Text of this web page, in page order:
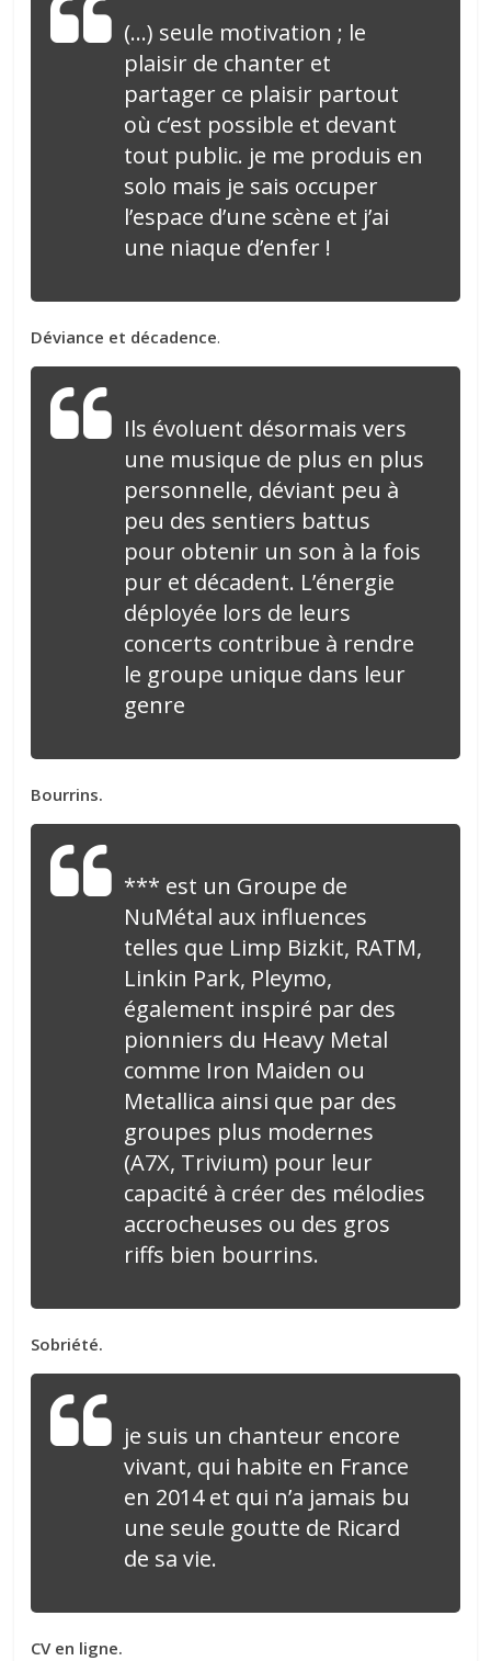
(…) seule motivation ; le
plaisir de chanter et
partager ce plaisir partout
où c’est possible et devant
tout public. je me produis en
solo mais je sais occuper
l’espace d’une scène et j’ai
une niaque d’enfer !
Déviance et décadence.
Ils évoluent désormais vers
une musique de plus en plus
personnelle, déviant peu à
peu des sentiers battus
pour obtenir un son à la fois
pur et décadent. L’énergie
déployée lors de leurs
concerts contribue à rendre
le groupe unique dans leur
genre
Bourrins.
*** est un Groupe de
NuMétal aux influences
telles que Limp Bizkit, RATM,
Linkin Park, Pleymo,
également inspiré par des
pionniers du Heavy Metal
comme Iron Maiden ou
Metallica ainsi que par des
groupes plus modernes
(A7X, Trivium) pour leur
capacité à créer des mélodies
accrocheuses ou des gros
riffs bien bourrins.
Sobriété.
je suis un chanteur encore
vivant, qui habite en France
en 2014 et qui n’a jamais bu
une seule goutte de Ricard
de sa vie.
CV en ligne.